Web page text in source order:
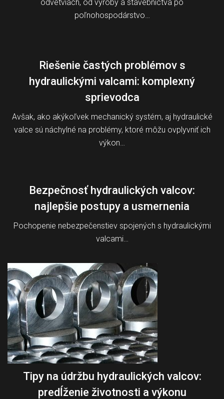
odvetviach, od výroby a stavebníctva po
poľnohospodárstvo…
Riešenie častých problémov s
hydraulickými valcami: komplexný
sprievodca
Avšak, ako akýkoľvek mechanický systém, aj hydraulické
valce sú náchylné na problémy, ktoré môžu ovplyvniť ich
výkon…
Bezpečnosť hydraulických valcov:
najlepšie postupy a usmernenia
Pochopenie nebezpečenstiev spojených s hydraulickými
valcami…
Tipy na údržbu hydraulických valcov:
predĺženie životnosti a výkonu